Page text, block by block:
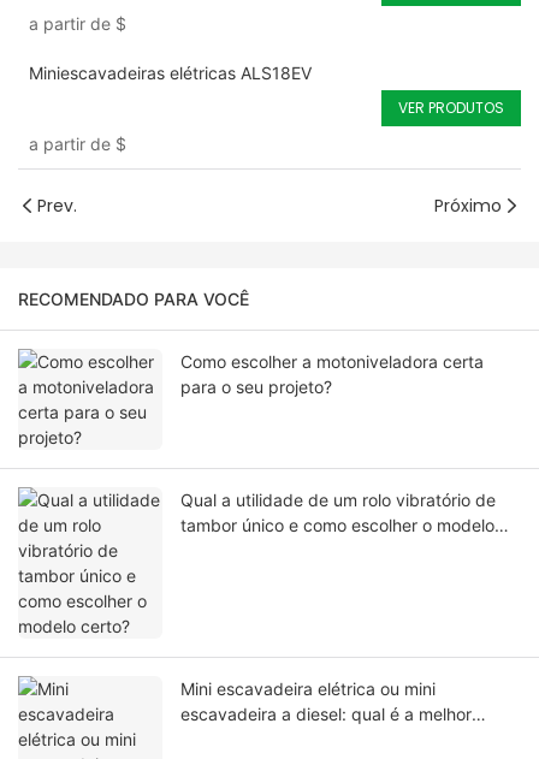
a partir de $
Miniescavadeiras elétricas ALS18EV
a partir de $
VER PRODUTOS
Prev. Próximo
RECOMENDADO PARA VOCÊ
Como escolher a motoniveladora certa
para o seu projeto?
Qual a utilidade de um rolo vibratório de
tambor único e como escolher o modelo
Mini escavadeira elétrica ou mini
escavadeira a diesel: qual é a melhor